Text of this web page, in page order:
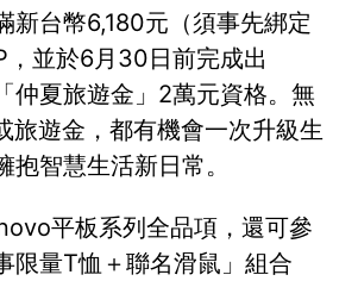
新台幣6,180元（須事先綁定
，並於6月30日前完成出
仲夏旅遊金」2萬元資格。無
旅遊金，都有機會一次升級生
抱智慧生活新日常。
平板系列全品項，還可參
限量T恤＋聯名滑鼠」組合